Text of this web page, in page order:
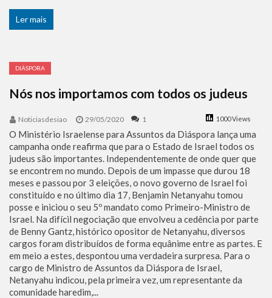
Ler mais
DIÁSPORA
Nós nos importamos com todos os judeus
Noticiasdesiao 29/05/2020 1000 Views
1
O Ministério Israelense para Assuntos da Diáspora lança uma
campanha onde reafirma que para o Estado de Israel todos os
judeus são importantes. Independentemente de onde quer que
se encontrem no mundo. Depois de um impasse que durou 18
meses e passou por 3 eleições, o novo governo de Israel foi
constituído e no último dia 17, Benjamin Netanyahu tomou
posse e iniciou o seu 5º mandato como Primeiro-Ministro de
Israel. Na difícil negociação que envolveu a cedência por parte
de Benny Gantz, histórico opositor de Netanyahu, diversos
cargos foram distribuídos de forma equânime entre as partes. E
em meio a estes, despontou uma verdadeira surpresa. Para o
cargo de Ministro de Assuntos da Diáspora de Israel,
Netanyahu indicou, pela primeira vez, um representante da
comunidade haredim,...